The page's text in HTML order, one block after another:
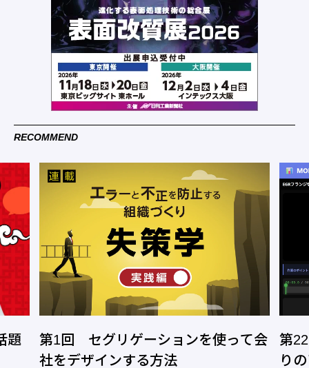
RECOMMEND
会
第22回 自らAIを駆使してモノづく
りのアプリ、システムを開発する─オ
機
と